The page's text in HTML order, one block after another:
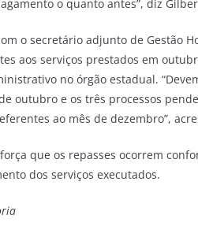
o quanto antes”, diz
o secretário adjunto de Gestão
aos serviços prestados em
no órgão estadual.
outubro e os três processos
ao mês de dezembro”,
que os repasses ocorrem
dos serviços executados.